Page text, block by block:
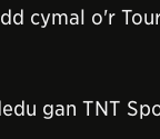
cymal o'r
gan TNT